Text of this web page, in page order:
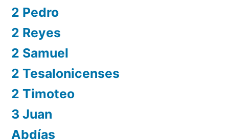
2 Pedro
2 Reyes
2 Samuel
2 Tesalonicenses
2 Timoteo
3 Juan
Abdías